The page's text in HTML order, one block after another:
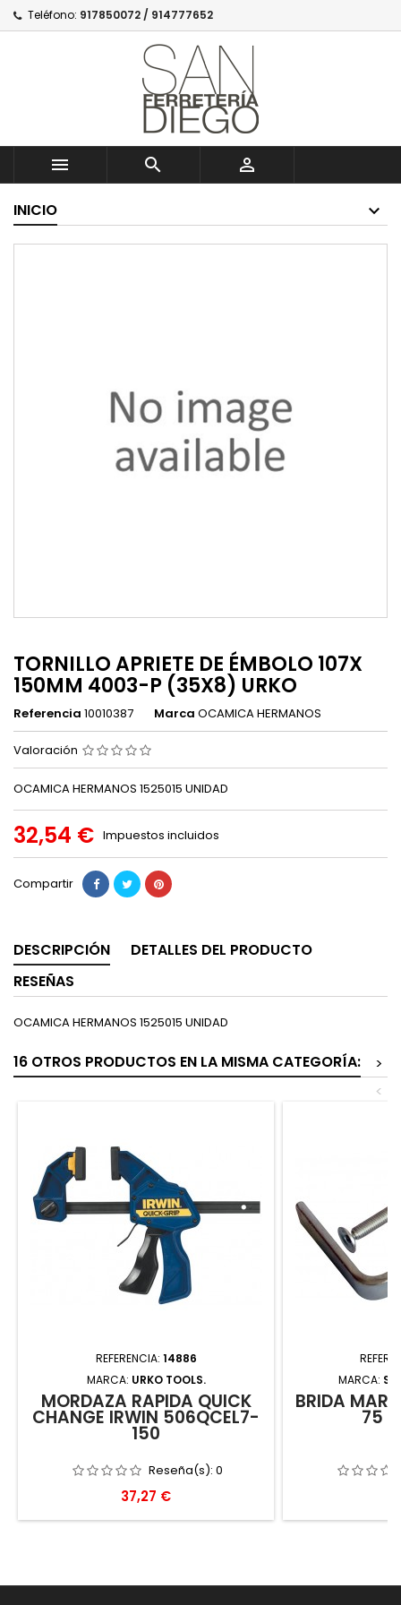
Teléfono: 917850072 / 914777652
  
INICIO
TORNILLO APRIETE DE ÉMBOLO 107X
150MM 4003-P (35X8) URKO
Referencia 10010387 Marca OCAMICA HERMANOS
Valoración
OCAMICA HERMANOS 1525015 UNIDAD
32,54 € Impuestos incluidos
Compartir
DESCRIPCIÓN
DETALLES DEL PRODUCTO
RESEÑAS
OCAMICA HERMANOS 1525015 UNIDAD
16 OTROS PRODUCTOS EN LA MISMA CATEGORÍA:
>
<
REFERENCIA: 14886
MARCA: URKO TOOLS.
MORDAZA RAPIDA QUICK
CHANGE IRWIN 506QCEL7-
150
Reseña(s): 0
Precio
37,27 €
MARCA:
BRIDA
75